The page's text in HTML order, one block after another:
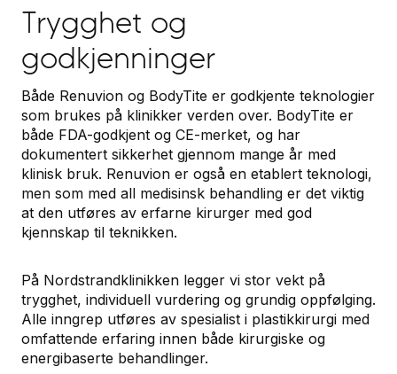
Trygghet og
godkjenninger
Både Renuvion og BodyTite er godkjente teknologier
som brukes på klinikker verden over. BodyTite er
både FDA-godkjent og CE-merket, og har
dokumentert sikkerhet gjennom mange år med
klinisk bruk. Renuvion er også en etablert teknologi,
men som med all medisinsk behandling er det viktig
at den utføres av erfarne kirurger med god
kjennskap til teknikken.
På Nordstrandklinikken legger vi stor vekt på
trygghet, individuell vurdering og grundig oppfølging.
Alle inngrep utføres av spesialist i plastikkirurgi med
omfattende erfaring innen både kirurgiske og
energibaserte behandlinger.